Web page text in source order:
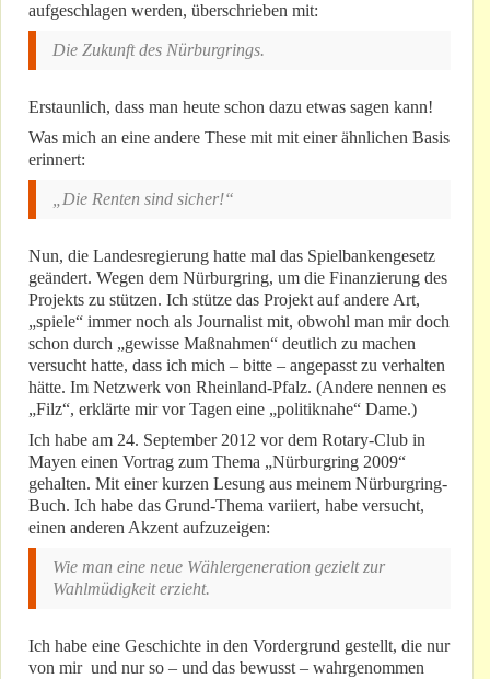
aufgeschlagen werden, überschrieben mit:
Die Zukunft des Nürburgrings.
Erstaunlich, dass man heute schon dazu etwas sagen kann!
Was mich an eine andere These mit mit einer ähnlichen Basis
erinnert:
„Die Renten sind sicher!“
Nun, die Landesregierung hatte mal das Spielbankengesetz
geändert. Wegen dem Nürburgring, um die Finanzierung des
Projekts zu stützen. Ich stütze das Projekt auf andere Art,
„spiele“ immer noch als Journalist mit, obwohl man mir doch
schon durch „gewisse Maßnahmen“ deutlich zu machen
versucht hatte, dass ich mich – bitte – angepasst zu verhalten
hätte. Im Netzwerk von Rheinland-Pfalz. (Andere nennen es
„Filz“, erklärte mir vor Tagen eine „politiknahe“ Dame.)
Ich habe am 24. September 2012 vor dem Rotary-Club in
Mayen einen Vortrag zum Thema „Nürburgring 2009“
gehalten. Mit einer kurzen Lesung aus meinem Nürburgring-
Buch. Ich habe das Grund-Thema variiert, habe versucht,
einen anderen Akzent aufzuzeigen:
Wie man eine neue Wählergeneration gezielt zur
Wahlmüdigkeit erzieht.
Ich habe eine Geschichte in den Vordergrund gestellt, die nur
von mir und nur so – und das bewusst – wahrgenommen